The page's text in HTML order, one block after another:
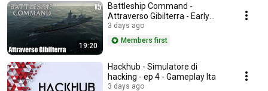
19:20
Battleship Command -
Attraverso Gibilterra - Early
Access [EP 15] - Gameplay ita
3 days ago
Members first
Hackhub - Simulatore di
hacking - ep 4 - Gameplay Ita
3 days ago